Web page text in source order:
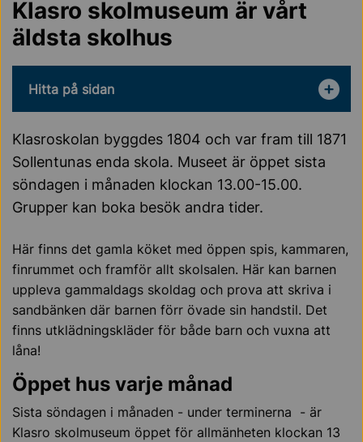
Klasro skolmuseum är vårt
äldsta skolhus
Hitta på sidan
Klasroskolan byggdes 1804 och var fram till 1871
Sollentunas enda skola. Museet är öppet sista
söndagen i månaden klockan 13.00-15.00.
Grupper kan boka besök andra tider.
Här finns det gamla köket med öppen spis, kammaren,
finrummet och framför allt skolsalen. Här kan barnen
uppleva gammaldags skoldag och prova att skriva i
sandbänken där barnen förr övade sin handstil. Det
finns utklädningskläder för både barn och vuxna att
låna!
Öppet hus varje månad
Sista söndagen i månaden - under terminerna - är
Klasro skolmuseum öppet för allmänheten klockan 13